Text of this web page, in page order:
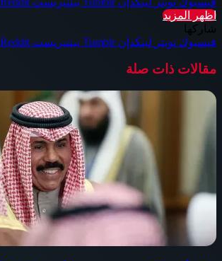
اظهر المزيد
شاركها
فيسبوك تويتر لينكدإن بينتيريست
مقالات ذات صلة